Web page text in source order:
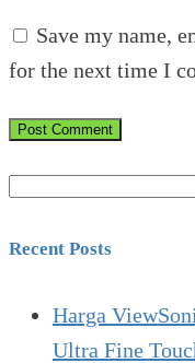
Save my name,
for the next time I
Search
Recent Posts
Harga
Ultra Fine